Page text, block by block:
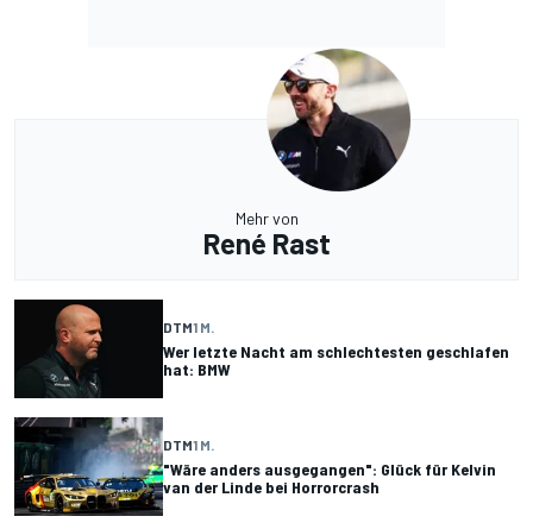
Mehr von
René Rast
DTM1 M.
Wer letzte Nacht am schlechtesten geschlafen
hat: BMW
DTM1 M.
"Wäre anders ausgegangen": Glück für Kelvin
van der Linde bei Horrorcrash